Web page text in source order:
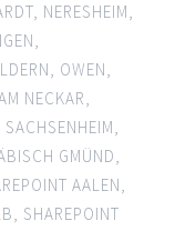
, NERESHEIM,
,
, OWEN,
NECKAR,
SACHSENHEIM,
GMÜND,
AALEN,
, SHAREPOINT